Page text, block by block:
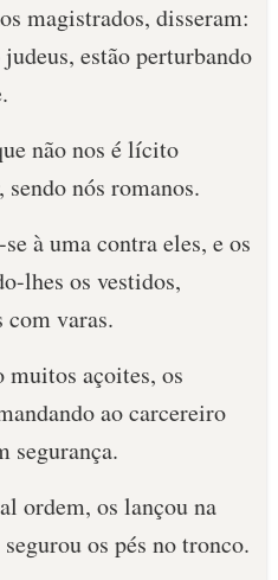
magistrados, disseram:
estão perturbando
não nos é lícito
nós romanos.
à uma contra eles, e os
lhes os vestidos,
varas.
muitos açoites, os
ao carcereiro
segurança.
ordem, os lançou na
os pés no tronco.